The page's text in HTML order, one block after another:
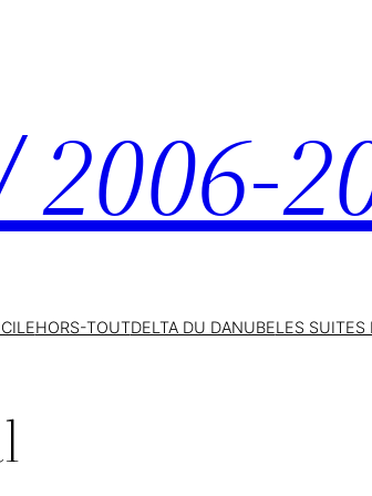
HORS-TOUTDELTA DU DANUBELES SUITES